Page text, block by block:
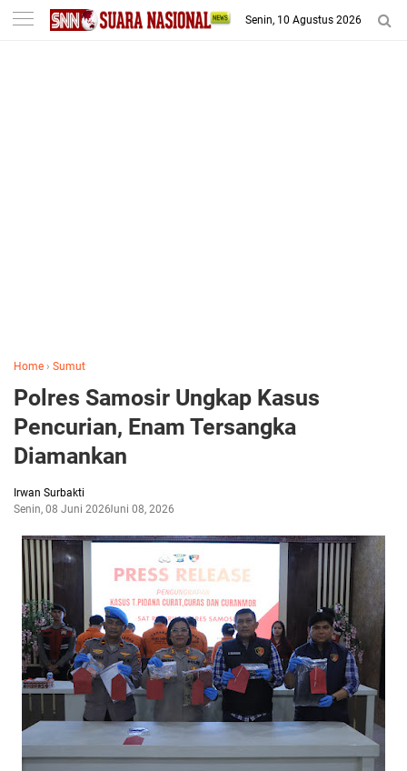
-->
Senin, 10 Agustus 2026
Home › Sumut
Polres Samosir Ungkap Kasus
Pencurian, Enam Tersangka
Diamankan
Irwan Surbakti
Senin, 08 Juni 2026Juni 08, 2026